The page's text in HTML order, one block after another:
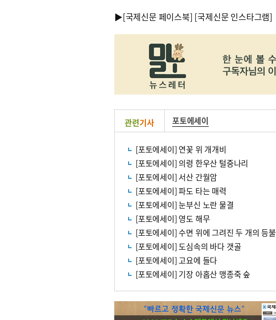
▶[국제신문 페이스북] [국제신문 인스타그램]
관련기사 포토에세이
[포토에세이] 연꽃 위 개개비
[포토에세이] 의령 한우산 털중나리
[포토에세이] 서산 간월암
[포토에세이] 파도 타는 매력
[포토에세이] 눈부신 노란 물결
[포토에세이] 영도 해무
[포토에세이] 수면 위에 그려진 두 개의 등불
[포토에세이] 도심속의 바다 갯골
[포토에세이] 고요에 들다
[포토에세이] 기장 아홉산 맹종죽 숲